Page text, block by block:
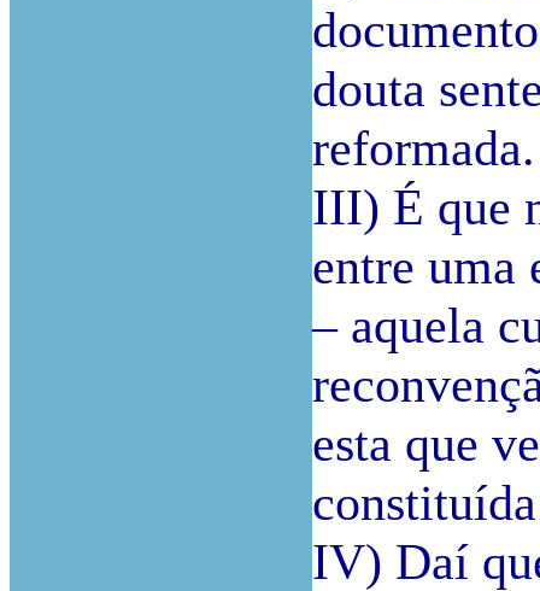
douta
reformada.
III) É que
entre uma
– aquela
esta que
IV) Daí